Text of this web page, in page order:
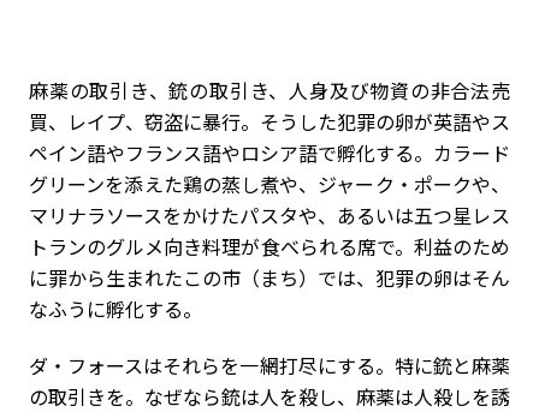
麻薬の取引き、銃の取引き、人身及び物資の非合法売
買、レイプ、窃盗に暴行。そうした犯罪の卵が英語やス
ペイン語やフランス語やロシア語で孵化する。カラード
グリーンを添えた鶏の蒸し煮や、ジャーク・ポークや、
マリナラソースをかけたパスタや、あるいは五つ星レス
トランのグルメ向き料理が食べられる席で。利益のため
に罪から生まれたこの市（まち）では、犯罪の卵はそん
なふうに孵化する。
ダ・フォースはそれらを一網打尽にする。特に銃と麻薬
の取引きを。なぜなら銃は人を殺し、麻薬は人殺しを誘